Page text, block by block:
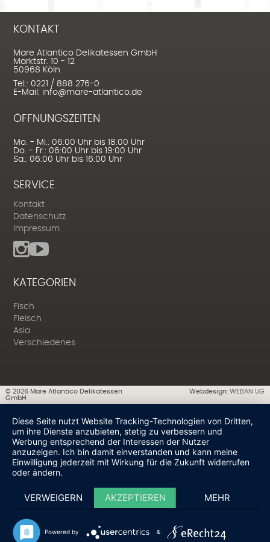
KONTAKT
Mare Atlantico Delikatessen GmbH
Marktstr. 10 - 12
50968 Köln
Tel.: 0221 / 888 276-0
E-Mail: info@mare-atlantico.de
ÖFFNUNGSZEITEN
Mo. - Mi.: 06:00 Uhr bis 18:00 Uhr
Do. - Fr.: 06:00 Uhr bis 19:00 Uhr
Sa.: 06:00 Uhr bis 16:00 Uhr
SERVICE
Kontakt
Datenschutz
Impressum
KATEGORIEN
Fisch
Fleisch
Asia
Verschiedenes
© 2026Mare Atlantico Delikatessen
GmbH
Webdesign:WEBAN UG
Diese Seite nutzt Website Tracking-Technologien von Dritten,
um ihre Dienste anzubieten, stetig zu verbessern und
Werbung entsprechend der Interessen der Nutzer
anzuzeigen. Ich bin damit einverstanden und kann meine
Einwilligung jederzeit mit Wirkung für die Zukunft widerrufen
oder ändern.
VERWEIGERN AKZEPTIEREN MEHR
Powered by &